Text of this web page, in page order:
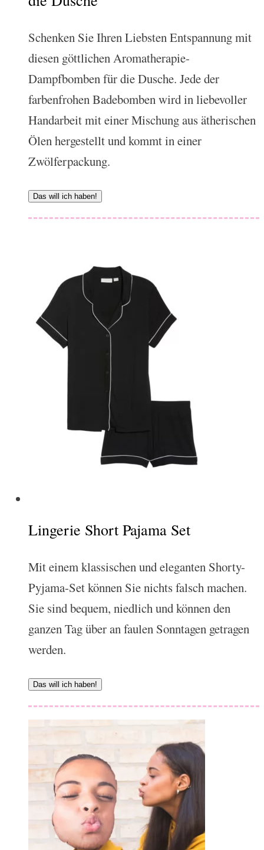
Schenken Sie Ihren Liebsten Entspannung mit
diesen göttlichen Aromatherapie-
Dampfbomben für die Dusche. Jede der
farbenfrohen Badebomben wird in liebevoller
Handarbeit mit einer Mischung aus ätherischen
Ölen hergestellt und kommt in einer
Zwölferpackung.
Das will ich haben!
Lingerie Short Pajama Set
Mit einem klassischen und eleganten Shorty-
Pyjama-Set können Sie nichts falsch machen.
Sie sind bequem, niedlich und können den
ganzen Tag über an faulen Sonntagen getragen
werden.
Das will ich haben!